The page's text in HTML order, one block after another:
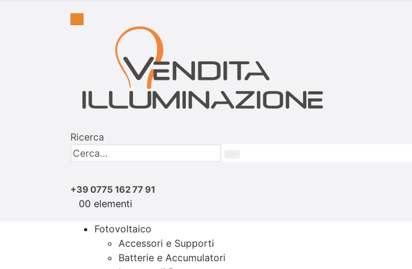
Ricerca
+39 0775 162 77 91
00 elementi
Fotovoltaico
Accessori e Supporti
Batterie e Accumulatori